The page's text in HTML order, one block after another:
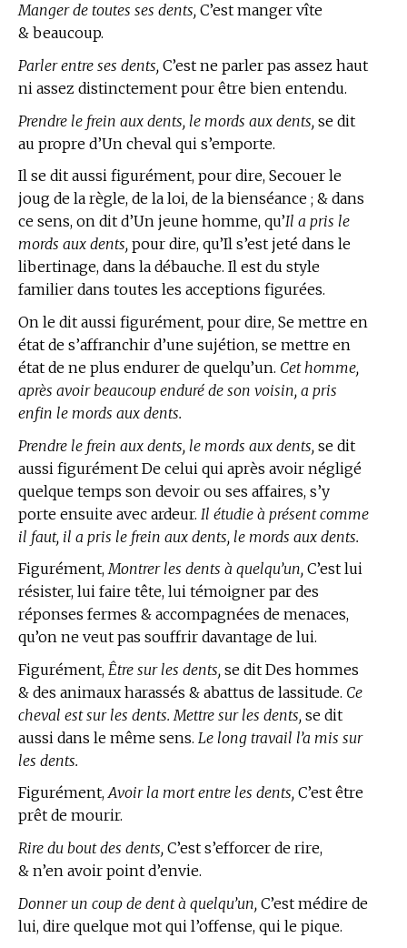
Manger de toutes ses dents, C’est manger vîte
& beaucoup.
Parler entre ses dents, C’est ne parler pas assez haut
ni assez distinctement pour être bien entendu.
Prendre le frein aux dents, le mords aux dents, se dit
au propre d’Un cheval qui s’emporte.
Il se dit aussi figurément, pour dire, Secouer le
joug de la règle, de la loi, de la bienséance ; & dans
ce sens, on dit d’Un jeune homme, qu’Il a pris le
mords aux dents, pour dire, qu’Il s’est jeté dans le
libertinage, dans la débauche. Il est du style
familier dans toutes les acceptions figurées.
On le dit aussi figurément, pour dire, Se mettre en
état de s’affranchir d’une sujétion, se mettre en
état de ne plus endurer de quelqu’un. Cet homme,
après avoir beaucoup enduré de son voisin, a pris
enfin le mords aux dents.
Prendre le frein aux dents, le mords aux dents, se dit
aussi figurément De celui qui après avoir négligé
quelque temps son devoir ou ses affaires, s’y
porte ensuite avec ardeur. Il étudie à présent comme
il faut, il a pris le frein aux dents, le mords aux dents.
Figurément,Montrer les dents à quelqu’un, C’est lui
résister, lui faire tête, lui témoigner par des
réponses fermes & accompagnées de menaces,
qu’on ne veut pas souffrir davantage de lui.
Figurément, Être sur les dents, se dit Des hommes
& des animaux harassés & abattus de lassitude. Ce
cheval est sur les dents. Mettre sur les dents, se dit
aussi dans le même sens. Le long travail l’a mis sur
les dents.
Figurément,Avoir la mort entre les dents, C’est être
prêt de mourir.
Rire du bout des dents, C’est s’efforcer de rire,
& n’en avoir point d’envie.
Donner un coup de dent à quelqu’un, C’est médire de
lui, dire quelque mot qui l’offense, qui le pique.